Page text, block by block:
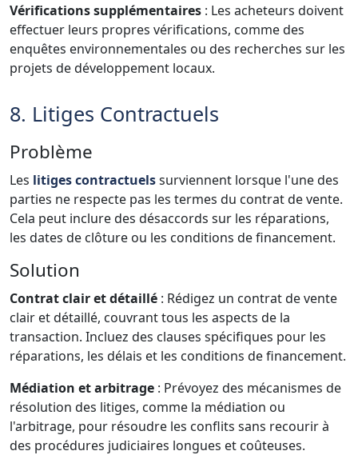
Vérifications supplémentaires : Les acheteurs doivent
effectuer leurs propres vérifications, comme des
enquêtes environnementales ou des recherches sur les
projets de développement locaux.
8. Litiges Contractuels
Problème
Les litiges contractuelssurviennent lorsque l'une des
parties ne respecte pas les termes du contrat de vente.
Cela peut inclure des désaccords sur les réparations,
les dates de clôture ou les conditions de financement.
Solution
Contrat clair et détaillé : Rédigez un contrat de vente
clair et détaillé, couvrant tous les aspects de la
transaction. Incluez des clauses spécifiques pour les
réparations, les délais et les conditions de financement.
Médiation et arbitrage : Prévoyez des mécanismes de
résolution des litiges, comme la médiation ou
l'arbitrage, pour résoudre les conflits sans recourir à
des procédures judiciaires longues et coûteuses.